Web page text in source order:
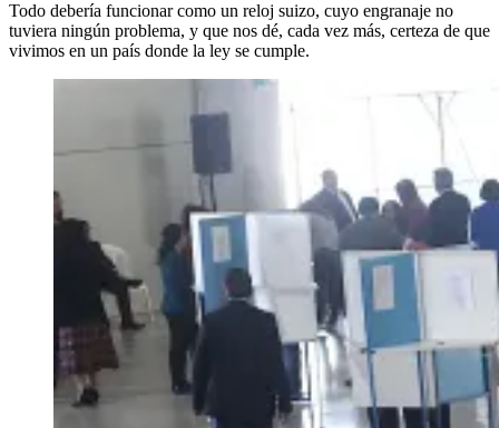
Todo debería funcionar como un reloj suizo, cuyo engranaje no
tuviera ningún problema, y que nos dé, cada vez más, certeza de que
vivimos en un país donde la ley se cumple.